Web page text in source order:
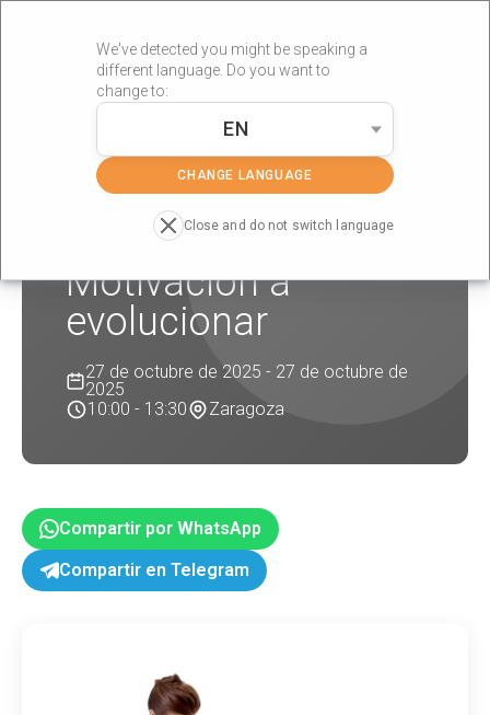
We've detected you might be speaking a
different language. Do you want to
change to:
EN
CHANGE LANGUAGE
Close and do not switch language
»
Motivación a
evolucionar
27 de octubre de 2025 - 27 de octubre de
2025
10:00 - 13:30
Zaragoza
Compartir por WhatsApp
Compartir en Telegram